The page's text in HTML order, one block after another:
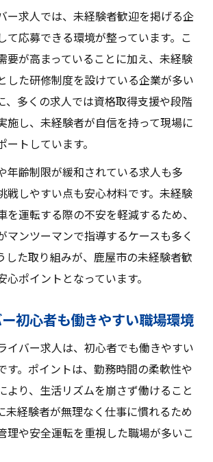
ー求人では、未経験者歓迎を掲げる企
て応募できる環境が整っています。こ
要が高まっていることに加え、未経験
した研修制度を設けている企業が多い
、多くの求人では資格取得支援や段階
施し、未経験者が自信を持って現場に
トしています。
年齢制限が緩和されている求人も多
戦しやすい点も安心材料です。未経験
を運転する際の不安を軽減するため、
マンツーマンで指導するケースも多く
した取り組みが、鹿屋市の未経験者歓
心ポイントとなっています。
初心者も働きやすい職場環境
イバー求人は、初心者でも働きやすい
す。ポイントは、勤務時間の柔軟性や
より、生活リズムを崩さず働けること
未経験者が無理なく仕事に慣れるため
理や安全運転を重視した職場が多いこ